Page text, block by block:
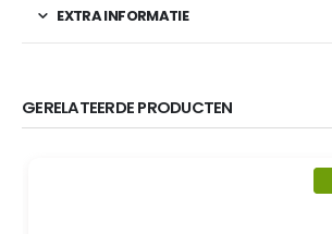
EXTRA INFORMATIE
GERELATEERDE PRODUCTEN